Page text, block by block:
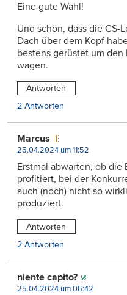
Eine gute Wahl!
Und schön, dass die
Dach über dem Kopf
bestens gerüstet um den
wagen.
Antworten
2 Antworten
Marcus
25.04.2024 um 11:52
Erstmal abwarten, ob die
profitiert, bei der
auch (noch) nicht so
produziert.
Antworten
2 Antworten
niente capito?
25.04.2024 um 06:42